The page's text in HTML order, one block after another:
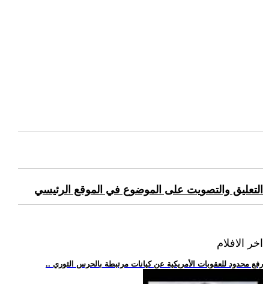
التعليق والتصويت على الموضوع في الموقع الرئيسي
اخر الافلام
.. رفع محدود للعقوبات الأمريكية عن كيانات مرتبطة بالحرس الثوري